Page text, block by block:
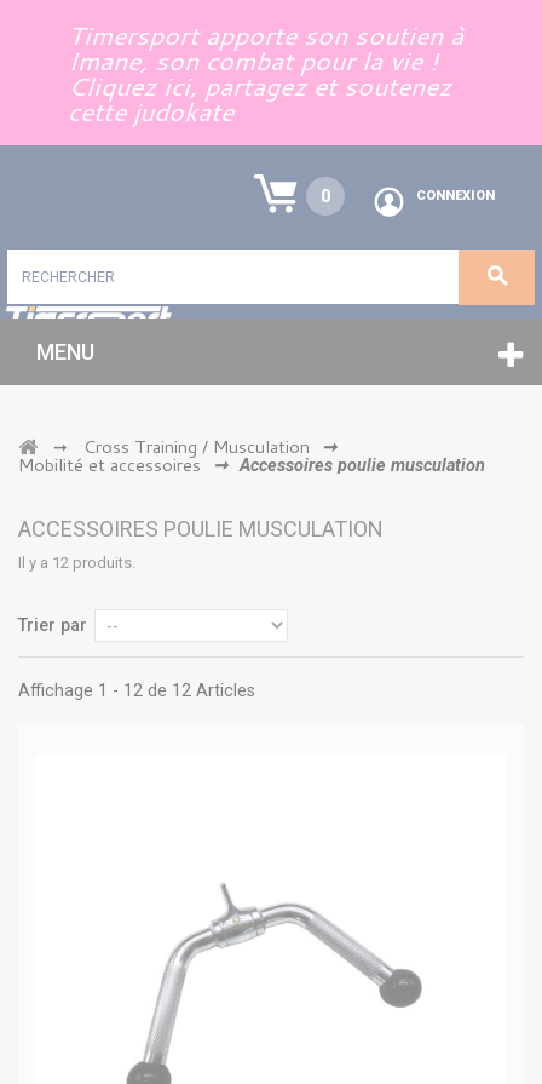
Timersport apporte son soutien à
Imane, son combat pour la vie !
Cliquez ici, partagez et soutenez
cette judokate
0 CONNEXION
MENU
➞ Cross Training / Musculation ➞
Mobilité et accessoires ➞ Accessoires poulie musculation
ACCESSOIRES POULIE MUSCULATION
Il y a 12 produits.
Trier par
Affichage 1 - 12 de 12 Articles